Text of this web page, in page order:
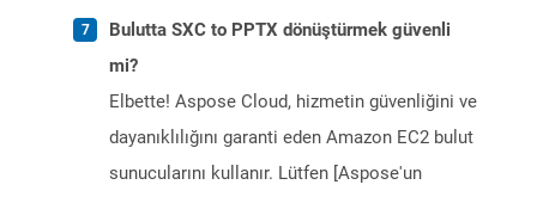
Bulutta SXC to PPTX dönüştürmek güvenli
mi?
Elbette! Aspose Cloud, hizmetin güvenliğini ve
dayanıklılığını garanti eden Amazon EC2 bulut
sunucularını kullanır. Lütfen [Aspose'un